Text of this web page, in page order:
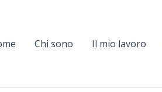
Chi sono Il mio lavoro